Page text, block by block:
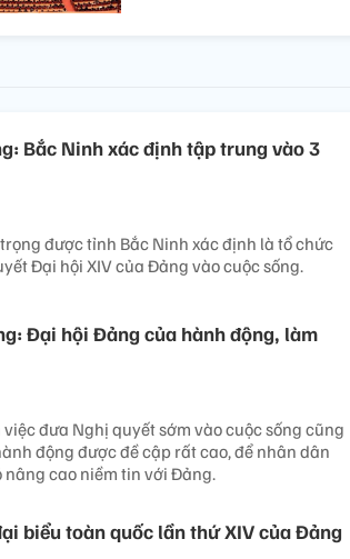
Bắc Ninh xác định tập trung vào 3
được tỉnh Bắc Ninh xác định là tổ chức
Đại hội XIV của Đảng vào cuộc sống.
Đại hội Đảng của hành động, làm
đưa Nghị quyết sớm vào cuộc sống cũng
động được đề cập rất cao, để nhân dân
cao niềm tin với Đảng.
biểu toàn quốc lần thứ XIV của Đảng